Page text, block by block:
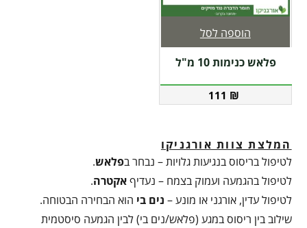
פלאש כנימות 10 מ"ל
111 ₪
הוספה לסל
המלצת צוות אורגניקו
לטיפול בריסוס בנגיעות גלויות – נבחר בפלאש.
לטיפול בהגמעה ועמוק בצמח – נעדיףאקטרה.
לטיפול עדין, אורגני או מונע – נים בי הוא הבחירה הבטוחה.
שילוב בין ריסוס במגע (פלאש/נים בי) לבין הגמעה סיסטמית